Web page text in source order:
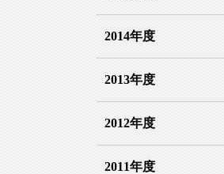
2014年度
2013年度
2012年度
2011年度